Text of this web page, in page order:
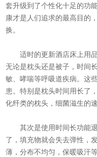
套升级到了个性化十足的功
康才是人们追求的最高目的
换。
适时的更新酒店床上用品
无论是枕头还是被子，时间
敏、哮喘等呼吸道疾病。这
患。特别是枕头时间用长了
化纤类的枕头，细菌滋生的速
其次是使用时间长功能退
了，填充物就会失去弹性，
薄，分布不均匀，保暖吸汗